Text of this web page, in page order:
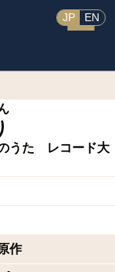
JP EN
うた レコード大
作